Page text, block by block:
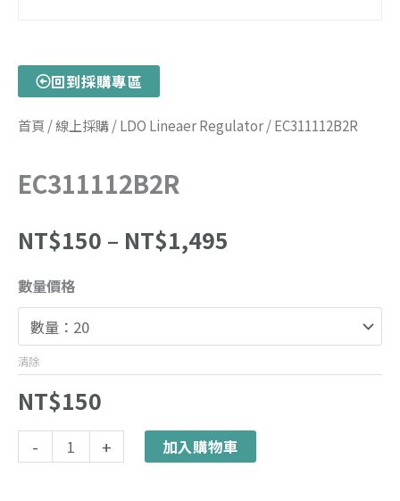
回到採購專區
首頁 /線上採購/LDO Lineaer Regulator/ EC311112B2R
EC311112B2R
NT$150 – NT$1,495
NT$150
到
NT$1,495
數量價格
清除
NT$150
-
EC311112B2R
數
量
+ 加入購物車